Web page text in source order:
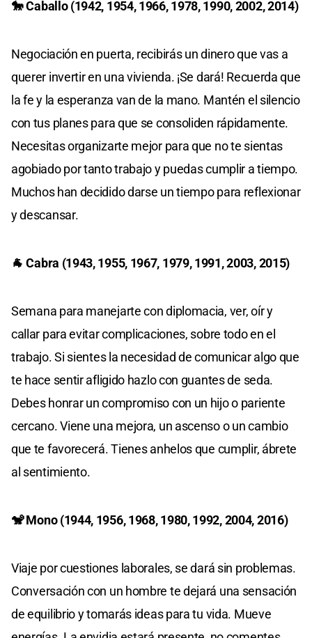
🐎 Caballo (1942, 1954, 1966, 1978, 1990, 2002, 2014)
Negociación en puerta, recibirás un dinero que vas a
querer invertir en una vivienda. ¡Se dará! Recuerda que
la fe y la esperanza van de la mano. Mantén el silencio
con tus planes para que se consoliden rápidamente.
Necesitas organizarte mejor para que no te sientas
agobiado por tanto trabajo y puedas cumplir a tiempo.
Muchos han decidido darse un tiempo para reflexionar
y descansar.
🐐 Cabra (1943, 1955, 1967, 1979, 1991, 2003, 2015)
Semana para manejarte con diplomacia, ver, oír y
callar para evitar complicaciones, sobre todo en el
trabajo. Si sientes la necesidad de comunicar algo que
te hace sentir afligido hazlo con guantes de seda.
Debes honrar un compromiso con un hijo o pariente
cercano. Viene una mejora, un ascenso o un cambio
que te favorecerá. Tienes anhelos que cumplir, ábrete
al sentimiento.
🐒 Mono (1944, 1956, 1968, 1980, 1992, 2004, 2016)
Viaje por cuestiones laborales, se dará sin problemas.
Conversación con un hombre te dejará una sensación
de equilibrio y tomarás ideas para tu vida. Mueve